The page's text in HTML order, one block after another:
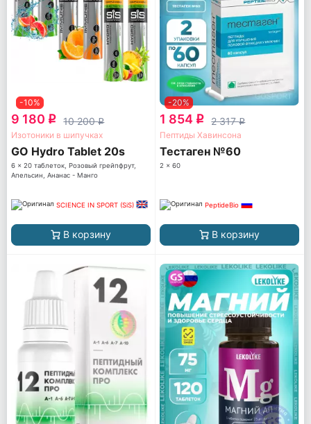
-10%
9 180 q 10 200q
Изотоники в шипучках
GO Hydro Tablet 20s
6 x 20 таблеток, Розовый грейпфрут,
Апельсин, Ананас - Манго
SCIENCE IN SPORT (SiS)
В корзину
-20%
1 854 q 2 317q
Пептиды Хавинсона
Тестаген №60
2 x 60
PeptideBio
В корзину